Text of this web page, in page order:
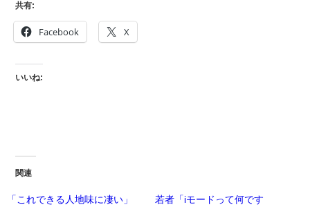
共有:
Facebook X
いいね:
関連
「これできる人地味に凄い」
若者「iモードって何です